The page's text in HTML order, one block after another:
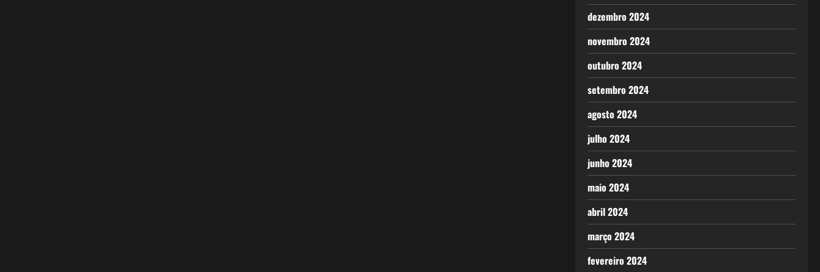
dezembro 2024
novembro 2024
outubro 2024
setembro 2024
agosto 2024
julho 2024
junho 2024
maio 2024
abril 2024
março 2024
fevereiro 2024